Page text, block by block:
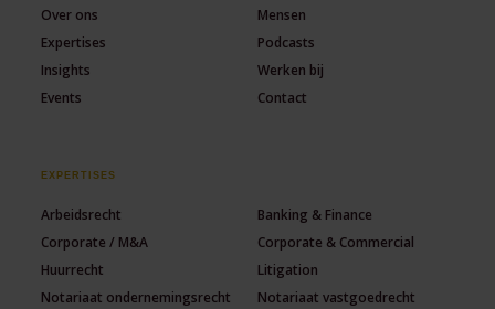
Over ons
Mensen
Expertises
Podcasts
Insights
Werken bij
Events
Contact
EXPERTISES
Arbeidsrecht
Banking & Finance
Corporate / M&A
Corporate & Commercial
Huurrecht
Litigation
Notariaat ondernemingsrecht
Notariaat vastgoedrecht